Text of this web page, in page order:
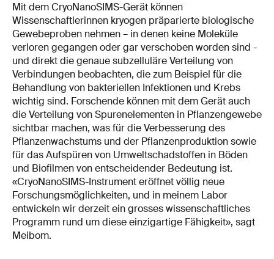
Mit dem CryoNanoSIMS-Gerät können
Wissenschaftlerinnen kryogen präparierte biologische
Gewebeproben nehmen – in denen keine Moleküle
verloren gegangen oder gar verschoben worden sind -
und direkt die genaue subzelluläre Verteilung von
Verbindungen beobachten, die zum Beispiel für die
Behandlung von bakteriellen Infektionen und Krebs
wichtig sind. Forschende können mit dem Gerät auch
die Verteilung von Spurenelementen in Pflanzengewebe
sichtbar machen, was für die Verbesserung des
Pflanzenwachstums und der Pflanzenproduktion sowie
für das Aufspüren von Umweltschadstoffen in Böden
und Biofilmen von entscheidender Bedeutung ist.
«CryoNanoSIMS-Instrument eröffnet völlig neue
Forschungsmöglichkeiten, und in meinem Labor
entwickeln wir derzeit ein grosses wissenschaftliches
Programm rund um diese einzigartige Fähigkeit», sagt
Meibom.